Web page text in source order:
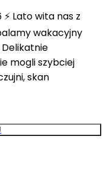
⚡ Lato wita nas z
wakacyjny
mogli szybciej
skan